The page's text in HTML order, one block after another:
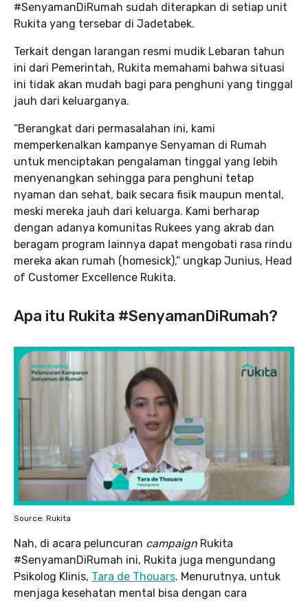
#SenyamanDiRumah sudah diterapkan di setiap unit
Rukita yang tersebar di Jadetabek.
Terkait dengan larangan resmi mudik Lebaran tahun
ini dari Pemerintah, Rukita memahami bahwa situasi
ini tidak akan mudah bagi para penghuni yang tinggal
jauh dari keluarganya.
“Berangkat dari permasalahan ini, kami
memperkenalkan kampanye Senyaman di Rumah
untuk menciptakan pengalaman tinggal yang lebih
menyenangkan sehingga para penghuni tetap
nyaman dan sehat, baik secara fisik maupun mental,
meski mereka jauh dari keluarga. Kami berharap
dengan adanya komunitas Rukees yang akrab dan
beragam program lainnya dapat mengobati rasa rindu
mereka akan rumah (homesick),” ungkap Junius, Head
of Customer Excellence Rukita.
Apa itu Rukita #SenyamanDiRumah?
Source: Rukita
Nah, di acara peluncuran campaign Rukita
#SenyamanDiRumah ini, Rukita juga mengundang
Psikolog Klinis, Tara de Thouars. Menurutnya, untuk
menjaga kesehatan mental bisa dengan cara